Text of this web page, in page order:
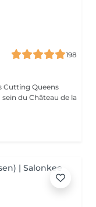
198
du Château de la